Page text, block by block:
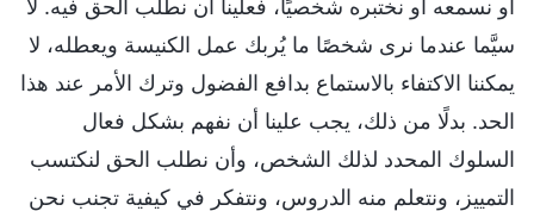
أو نسمعه أو نختبره شخصيًا، فعلينا أن نطلب الحق فيه. لا
سيَّما عندما نرى شخصًا ما يُربك عمل الكنيسة ويعطله، لا
يمكننا الاكتفاء بالاستماع بدافع الفضول وترك الأمر عند هذا
الحد. بدلًا من ذلك، يجب علينا أن نفهم بشكل فعال
السلوك المحدد لذلك الشخص، وأن نطلب الحق لنكتسب
التمييز، ونتعلم منه الدروس، ونتفكر في كيفية تجنب نحن